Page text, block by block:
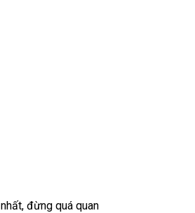
đừng quá quan